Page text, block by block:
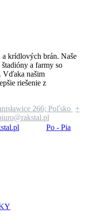
a krídlových brán. Naše
a farmy so
Vďaka našim
riešenie z
266; Poľsko +
Po - Pia